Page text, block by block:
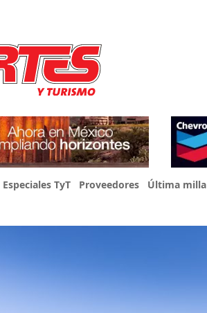
Especiales TyT Proveedores Última milla